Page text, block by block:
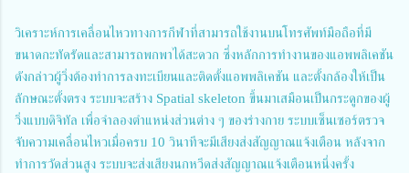
วิเคราะห์การเคลื่อนไหวทางการกีฬาที่สามารถใช้งานบนโทรศัพท์มือถือที่มี
ขนาดกะทัดรัดและสามารถพกพาได้สะดวก ซึ่งหลักการทำงานของแอพพลิเคชัน
ดังกล่าวผู้วิ่งต้องทำการลงทะเบียนและติดตั้งแอพพลิเคชัน และตั้งกล้องให้เป็น
ลักษณะตั้งตรง ระบบจะสร้าง Spatial skeleton ขึ้นมาเสมือนเป็นกระดูกของผู้
วิ่งแบบดิจิทัล เพื่อจำลองตำแหน่งส่วนต่าง ๆ ของร่างกาย ระบบเซ็นเซอร์ตรวจ
จับความเคลื่อนไหวเมื่อครบ 10 วินาทีจะมีเสียงส่งสัญญาณแจ้งเตือน หลังจาก
ทำการวัดส่วนสูง ระบบจะส่งเสียงนกหวีดส่งสัญญาณแจ้งเตือนหนึ่งครั้ง